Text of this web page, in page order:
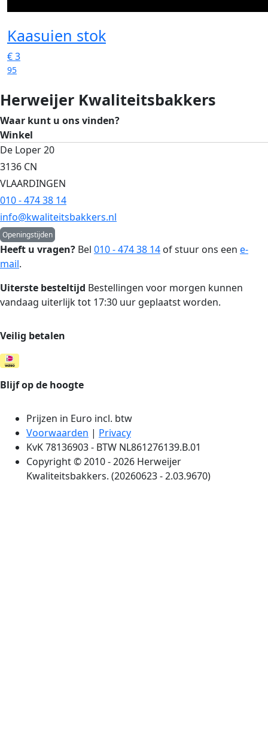
Kaasuien stok
€3
95
Herweijer Kwaliteitsbakkers
Waar kunt u ons vinden?
Winkel
De Loper 20
3136 CN
VLAARDINGEN
010 - 474 38 14
info@kwaliteitsbakkers.nl
Openingstijden
Heeft u vragen? Bel 010 - 474 38 14 of stuur ons een e-
mail.
Uiterste besteltijd Bestellingen voor morgen kunnen
vandaag uiterlijk tot 17:30 uur geplaatst worden.
Veilig betalen
Blijf op de hoogte
Prijzen in Euro incl. btw
Voorwaarden | Privacy
KvK 78136903 - BTW NL861276139.B.01
Copyright © 2010 - 2026 Herweijer
Kwaliteitsbakkers. (20260623 - 2.03.9670)